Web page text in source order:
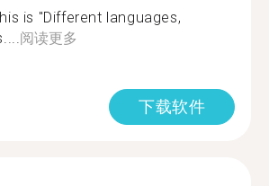
is "Different languages,
阅读更多
下载软件